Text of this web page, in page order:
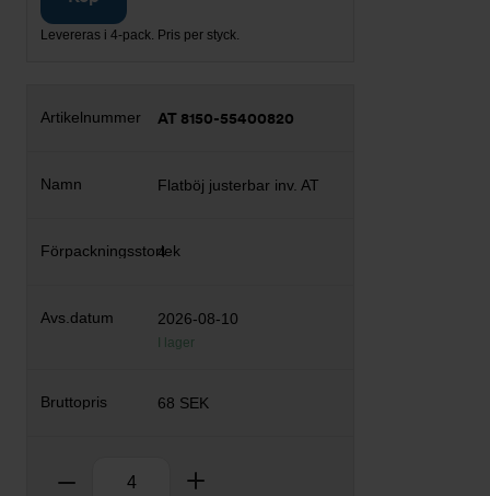
Levereras i 4-pack. Pris per styck.
AT 8150-55400820
Flatböj justerbar inv. AT
4
2026-08-10
I lager
68 SEK
Ta bort